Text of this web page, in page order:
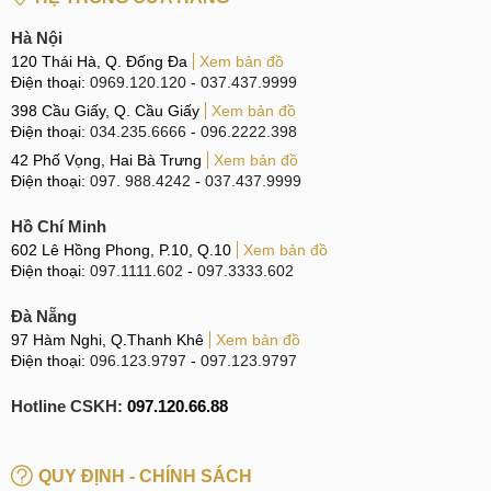
này không có hiện tượng trầy xước, móp méo, cong vênh
hay nứt vỡ.
Kiểm tra tổng thể
Bước 2: Kiểm tra chức năng
Để đảm bảo iQOO 13 hoạt động tốt, bạn cần kiểm tra các
chức năng sau:
có độ nảy tốt không, không bị kẹt hay phản hồi chậm.
Kiểm tra kết nối không dây: Kết nối Wi-Fi, Bluetooth để
tin nhắn, gọi thử để kiểm tra mic, loa trong, loa ngoài.
Kiểm tra chức năng
Hà Nội
120 Thái Hà, Q. Đống Đa
Xem bản đồ
Điện thoại: 0969.120.120 - 037.437.9999
398 Cầu Giấy, Q. Cầu Giấy
Xem bản đồ
Điện thoại: 034.235.6666 - 096.2222.398
42 Phố Vọng, Hai Bà Trưng
Xem bản đồ
Điện thoại: 097. 988.4242 - 037.437.9999
Hồ Chí Minh
602 Lê Hồng Phong, P.10, Q.10
Xem bản đồ
Điện thoại: 097.1111.602 - 097.3333.602
Đà Nẵng
97 Hàm Nghi, Q.Thanh Khê
Xem bản đồ
Điện thoại: 096.123.9797 - 097.123.9797
Hotline CSKH: 097.120.66.88
QUY ĐỊNH - CHÍNH SÁCH